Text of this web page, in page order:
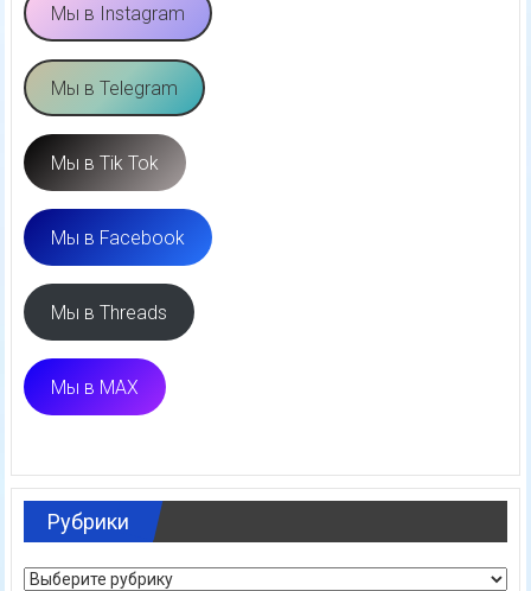
Мы в Instagram
Мы в Telegram
Мы в Tik Tok
Мы в Facebook
Мы в Threads
Мы в MAX
Рубрики
Рубрики